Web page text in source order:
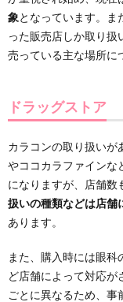
象となっています。ま
った販売店しか取り
売っている主な場所に
ドラッグストア
カラコンの取り扱いが
やココカラファインな
になりますが、店舗数
扱いの種類などは店舗
あります。
また、購入時には眼
ど店舗によって対応
ごとに異なるため、事